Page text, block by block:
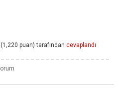
(1,220 puan) tarafından cevaplandı